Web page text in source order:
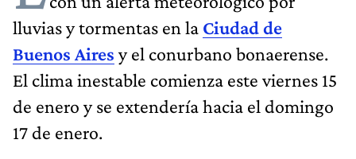
lluvias y tormentas en la Ciudad de
Buenos Aires y el conurbano bonaerense.
El clima inestable comienza este viernes 15
de enero y se extendería hacia el domingo
17 de enero.